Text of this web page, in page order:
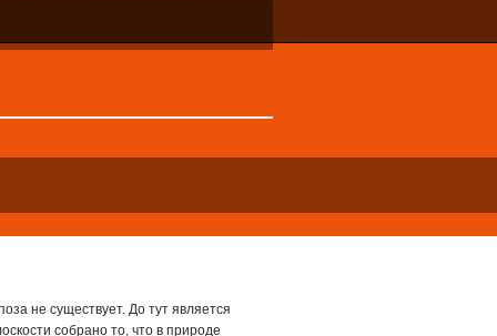
не существует. До тут является
собрано то, что в природе